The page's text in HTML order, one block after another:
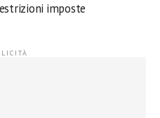
imposte